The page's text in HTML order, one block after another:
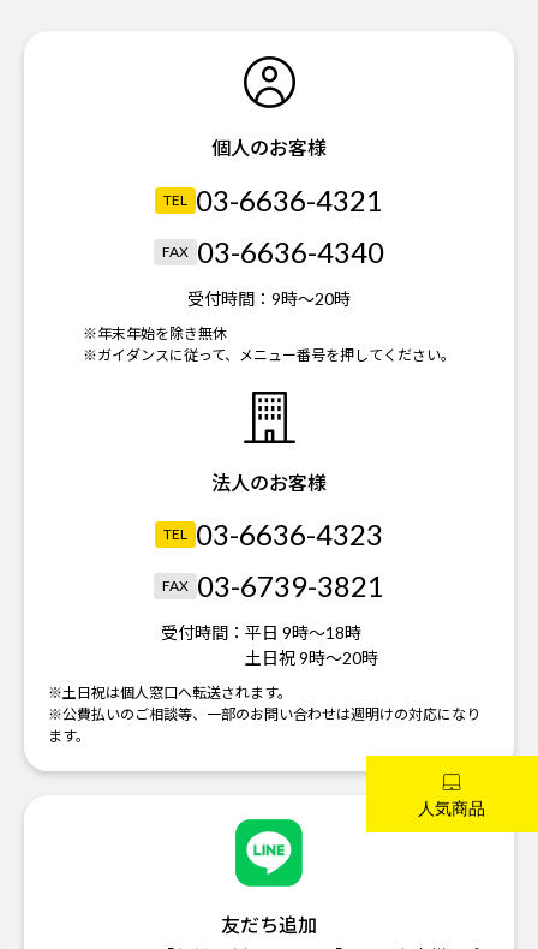
個人のお客様
TEL 03-6636-4321
FAX 03-6636-4340
受付時間： 9時～20時
※年末年始を除き無休
※ガイダンスに従って、メニュー番号を押してください。
法人のお客様
TEL 03-6636-4323
FAX 03-6739-3821
受付時間： 平日 9時～18時
土日祝 9時～20時
※土日祝は個人窓口へ転送されます。
※公費払いのご相談等、一部のお問い合わせは週明けの対応になり
ます。
友だち追加